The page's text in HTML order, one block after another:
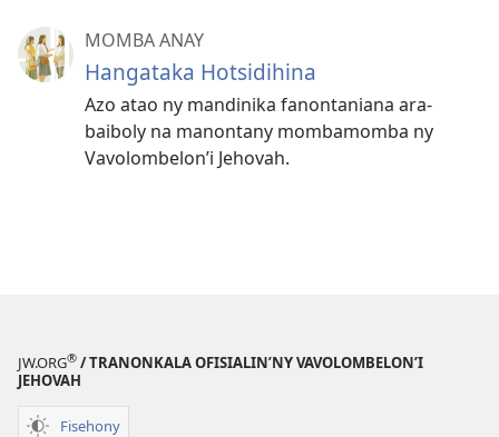
MOMBA ANAY
Hangataka Hotsidihina
Azo atao ny mandinika fanontaniana ara-
baiboly na manontany mombamomba ny
Vavolombelon’i Jehovah.
JW.ORG® / TRANONKALA OFISIALIN’NY VAVOLOMBELON’I
JEHOVAH
Fisehony